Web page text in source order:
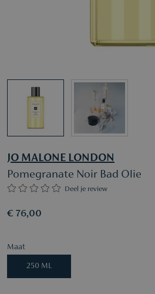
JO MALONE LONDON
Pomegranate Noir Bad Olie
Deel je review
€ 76,00
Maat
250 ML